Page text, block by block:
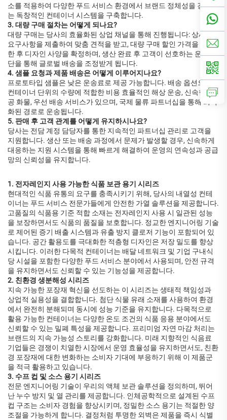
소를 적용하여 다양한 푸드 서비스 환경에서 브랜드 정체성을 강화하
는 독창적인 컨테이너 시스템을 구축합니다.
3. 대량 구매 절차는 어떻게 되나요?
대량 구매는 당사의 효율화된 상업 채널을 통해 진행됩니다: 상세한
요구사항을 제출하여 맞춤 견적을 받고, 대량 구매 할인 가격을 검토
한 후 디자인 사양을 확정하며, 생산 완료 후 고객이 선호하는 운송 수
단을 통해 글로벌 배송을 조정받게 됩니다.
4. 샘플 요청과 제품 배송은 어떻게 이루어지나요?
프로토타입 샘플은 낮은 운송료로 제공 가능합니다. 배송 옵션으로는
컨테이너 단위의 수량에 적합한 비용 효율적인 해상 운송, 신속한 항
공 화물, 우선 배송 서비스가 있으며, 국제 물류 파트너십을 통해 최적
화된 경로로 운송됩니다.
5. 판매 후 고객 관계를 어떻게 유지하시나요?
당사는 전담 계정 담당자를 통한 지속적인 파트너십 관리로 고객을
지원합니다. 생산 또는 배송 과정에서 문제가 발생할 경우, 신속하게
대응하는 지원 시스템을 통해 빠르게 해결하여 운영의 연속성과 공급
망의 신뢰성을 유지합니다.
1. 전자레인지 사용 가능한 식품 보관 용기 시리즈
현대적인 식품 유통의 요구를 충족시키기 위해, 당사의 내열성 컨테
이너는 푸드 서비스 전문가들에게 안전한 가열 솔루션을 제공합니다.
고품질의 식품용 기준 적합 소재는 전자레인지 사용 시 일관된 성능
을 보장하면서도 식품의 품질을 보호합니다. 정교한 엔지니어링 기술
로 제어된 증기 배출 시스템과 유출 방지 클로저 기능이 포함되어 있
습니다. 공간 활용도를 극대화한 적층형 디자인은 저장 밀도를 향상
시킵니다. 이러한 다목적 컨테이너는 배달 네트워크 및 기업 구내식
당 시설을 포함한 다양한 푸드 서비스 분야에서 사용되며, 안전 규격
을 유지하면서도 신뢰할 수 있는 기능성을 제공합니다.
2. 친환경 생분해성 시리즈
지속 가능한 포장재 혁신을 선도하는 이 시리즈는 생태적 책임성과
상업적 실용성을 결합합니다. 첨단 식물 유래 소재를 사용하여 환경
에서 완전히 분해되며 동시에 성능 기준을 유지합니다. 다목적으로
활용 가능한 컨테이너는 다양한 온도 조건의 식품 응용 분야에서도
신뢰할 수 있는 밀폐 특성을 제공합니다. 프리미엄 자연 마감 처리는
브랜드의 지속 가능성 스토리를 강화합니다. 미래 지향적인 식음료
기업들은 경쟁이 치열한 시장에서 운영 효율성을 유지하면서도, 친환
경 포장재에 대한 변화하는 소비자 기대에 부응하기 위해 이 제품군
을 적극 활용하고 있습니다.
3. 수프 컵 및 소스 용기 시리즈
전문 엔지니어링 기술이 우리의 액체 보관 솔루션을 정의하며, 뛰어
난 누수 방지 및 열 관리를 제공합니다. 인체공학적으로 설계된 수프
컵 구조는 소비자 경험을 향상시키며, 정밀한 소스 용기는 적절한 양
조절을 가능하게 합니다. 결정처럼 투명한 외벽은 제품을 즉시 식별